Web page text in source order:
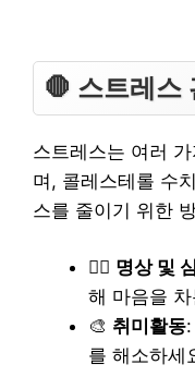
🛑 스트레스
스트레스는 여러
며, 콜레스테롤 수
스를 줄이기 위한
🧘‍♀️ 명상 및
해 마음을
🎨 취미활동
를 해소하세